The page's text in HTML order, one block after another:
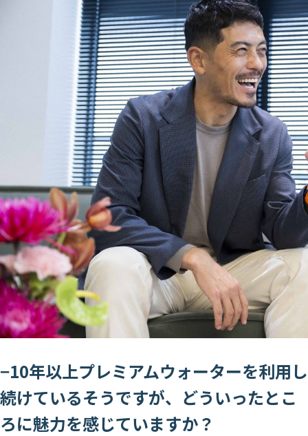
−10年以上プレミアムウォーターを利用し
続けているそうですが、どういったとこ
ろに魅力を感じていますか？